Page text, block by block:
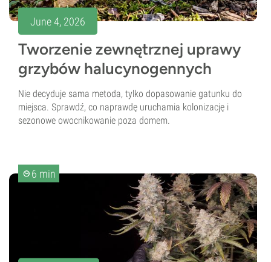
June 4, 2026
Tworzenie zewnętrznej uprawy
grzybów halucynogennych
Nie decyduje sama metoda, tylko dopasowanie gatunku do
miejsca. Sprawdź, co naprawdę uruchamia kolonizację i
sezonowe owocnikowanie poza domem.
6 min